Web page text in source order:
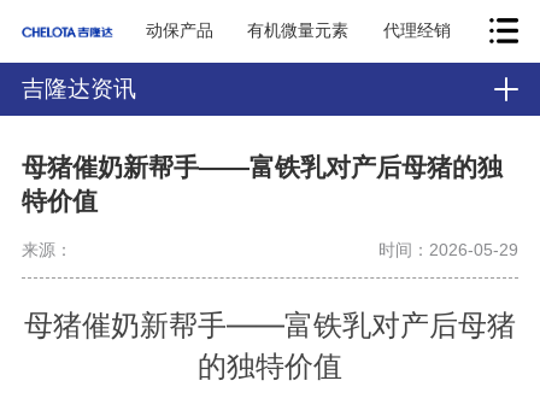
动保产品 有机微量元素 代理经销
吉隆达资讯
母猪催奶新帮手——富铁乳对产后母猪的独
特价值
来源： 时间：2026-05-29
母猪催奶新帮手——富铁乳对产后母猪
的独特价值